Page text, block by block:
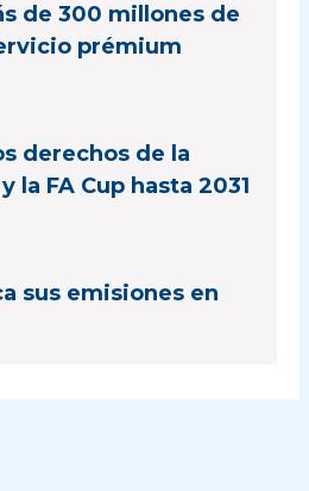
de 300 millones de
prémium
derechos de la
la FA Cup hasta 2031
sus emisiones en